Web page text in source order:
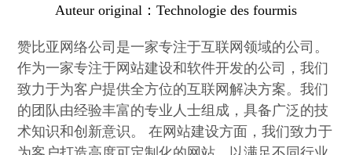
Auteur original： Technologie des fourmis
赞比亚网络公司是一家专注于互联网领域的公司。
作为一家专注于网站建设和软件开发的公司，我们
致力于为客户提供全方位的互联网解决方案。我们
的团队由经验丰富的专业人士组成，具备广泛的技
术知识和创新意识。 在网站建设方面，我们致力于